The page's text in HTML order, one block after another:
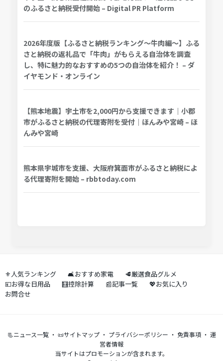
のふるさと納税受付開始 – Digital PR Platform
2026年度版【ふるさと納税ランキング～牛肉編～】ふる
さと納税の返礼品で「牛肉」がもらえる自治体を調査
し、特に魅力的なおすすめの5つの自治体を紹介！ – ダ
イヤモンド・オンライン
【熊本地震】宇土市を2,000円から支援できます｜小郡
市がふるさと納税の代理寄附を受付｜ほんみや宮崎 – ほ
んみや宮崎
熊本県宇城市を支援、大阪府箕面市がふるさと納税によ
る代理寄附を開始 – rbbtoday.com
⚜️人気ランキング 🛋️おすすめ家電
🥩厳選食品グルメ
💴お得な日用品
🧮控除計算 📰記事一覧
💖お気に入り
お問合せ
📃ニュース一覧・ 📜サイトマップ・ プライバシーポリシー ・ 免責事項・ 運
営者情報
当サイトはプロモーションが含まれます。